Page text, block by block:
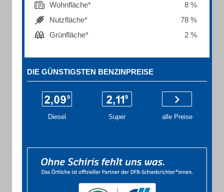
Wohnfläche*
8 %
Nutzfläche*
78 %
Grünfläche*
2 %
DIE GÜNSTIGSTEN BENZINPREISE
Diesel Super alle Preise